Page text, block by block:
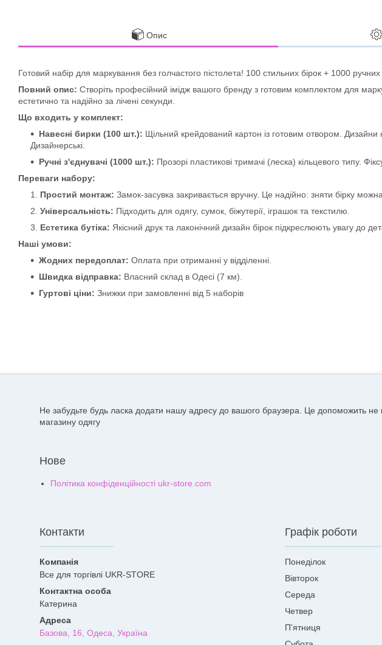
Опис
Готовий набір для маркування без голчастого пістолета! 100 стильних бірок + 1000
Повний опис: Створіть професійний імідж вашого бренду з готовим комплектом для
естетично та надійно за лічені секунди.
Що входить у комплект:
Навесні бирки (100 шт.): Щільний крейдований картон із готовим отвором. Дизайни
Дизайнерські.
Ручні з'єднувачі (1000 шт.): Прозорі пластикові тримачі (леска) кільцевого типу.
Переваги набору:
Простий монтаж: Замок-засувка закривається вручну. Це надійно: зняти бірку
Універсальність: Підходить для одягу, сумок, біжутерії, іграшок та текстилю.
Естетика бутіка: Якісний друк та лаконічний дизайн бірок підкреслюють увагу до
Наші умови:
Жодних передоплат: Оплата при отриманні у відділенні.
Швидка відправка: Власний склад в Одесі (7 км).
Гуртові ціни: Знижки при замовленні від 5 наборів
Не забудьте будь ласка додати нашу адресу до вашого браузера. Це допоможить
магазину одягу
Нове
Політика конфіденційності ukr-store.com
Контакти
Все для торгівлі UKR-STORE
Катерина
Базова, 16, Одеса, Україна
Графік роботи
Понеділок
Вівторок
Середа
Четвер
Пʼятниця